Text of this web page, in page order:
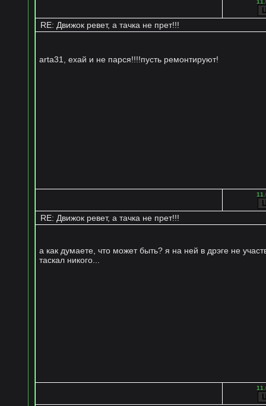
RE: Движок ревет, а тачка не прет!!!
arta31, ехай и не парся!!!!пусть ремонтируют!
RE: Движок ревет, а тачка не прет!!!
а как думаете, что может быть? я на ней в дрэге не
таскал никого...